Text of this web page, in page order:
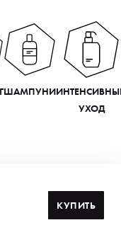
ШАМПУНИ
УХОД
КУПИТЬ